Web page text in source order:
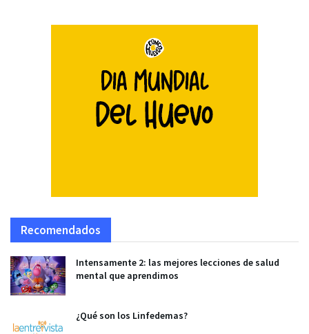
Recomendados
Intensamente 2: las mejores lecciones de salud
mental que aprendimos
¿Qué son los Linfedemas?